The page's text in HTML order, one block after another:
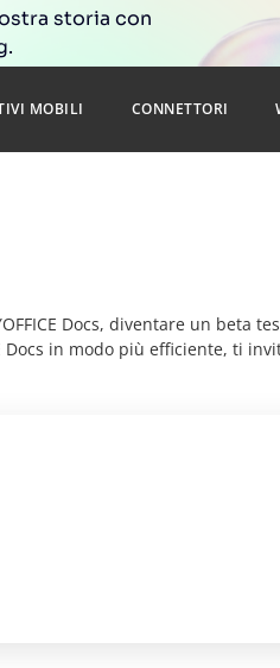
storia con
MOBILI CONNETTORI
Docs, diventare un beta
in modo più efficiente, ti